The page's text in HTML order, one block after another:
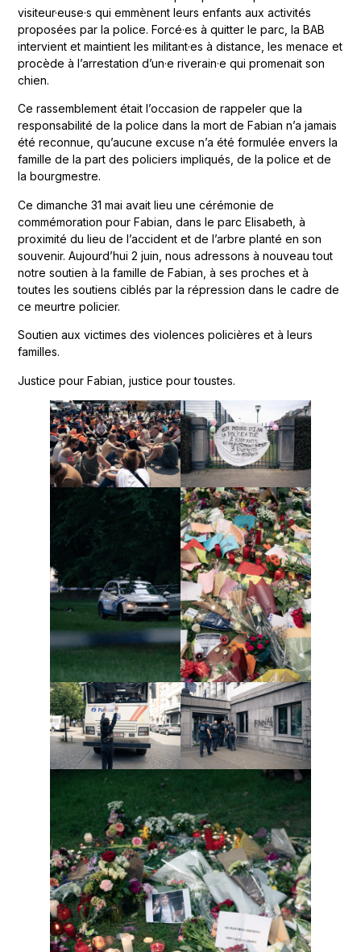
visiteur·euse·s qui emmènent leurs enfants aux activités
proposées par la police. Forcé·es à quitter le parc, la BAB
intervient et maintient les militant·es à distance, les menace et
procède à l’arrestation d’un·e riverain·e qui promenait son
chien.
Ce rassemblement était l’occasion de rappeler que la
responsabilité de la police dans la mort de Fabian n’a jamais
été reconnue, qu’aucune excuse n’a été formulée envers la
famille de la part des policiers impliqués, de la police et de
la bourgmestre.
Ce dimanche 31 mai avait lieu une cérémonie de
commémoration pour Fabian, dans le parc Elisabeth, à
proximité du lieu de l’accident et de l’arbre planté en son
souvenir. Aujourd’hui 2 juin, nous adressons à nouveau tout
notre soutien à la famille de Fabian, à ses proches et à
toutes les soutiens ciblés par la répression dans le cadre de
ce meurtre policier.
Soutien aux victimes des violences policières et à leurs
familles.
Justice pour Fabian, justice pour toustes.